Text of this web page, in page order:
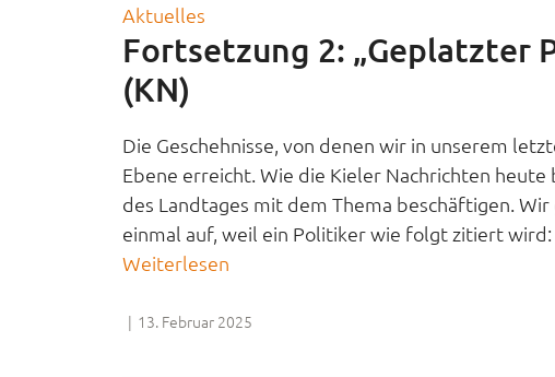
Aktuelles
Fortsetzung 2: „Geplatzter
(KN)
Die Geschehnisse, von denen wir in unserem
Ebene erreicht. Wie die Kieler Nachrichten
des Landtages mit dem Thema beschäftigen.
einmal auf, weil ein Politiker wie folgt zitiert wird:
Weiterlesen
| 13. Februar 2025